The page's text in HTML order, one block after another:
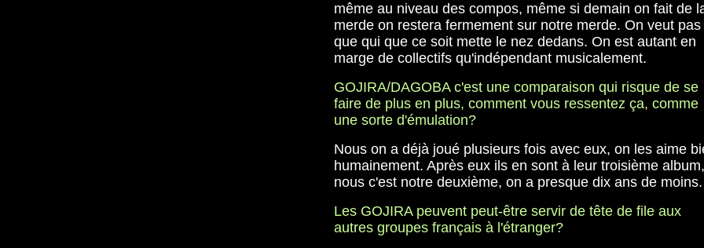
même au niveau des compos, même si demain on fait de
merde on restera fermement sur notre merde. On veut pas
que qui que ce soit mette le nez dedans. On est autant en
marge de collectifs qu'indépendant musicalement.
GOJIRA/DAGOBA c'est une comparaison qui risque de se
faire de plus en plus, comment vous ressentez ça, comme
une sorte d'émulation?
Nous on a déjà joué plusieurs fois avec eux, on les aime
humainement. Après eux ils en sont à leur troisième album,
nous c'est notre deuxième, on a presque dix ans de moins.
Les GOJIRA peuvent peut-être servir de tête de file aux
autres groupes français à l'étranger?